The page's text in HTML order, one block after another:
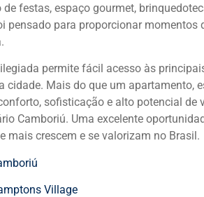
festas, espaço gourmet,
pensado para proporcionar momentos
permite fácil acesso às
cidade. Mais do que um apartamento,
sofisticação e alto potencial
Camboriú. Uma excelente
mais crescem e se valorizam no Brasil.
Village